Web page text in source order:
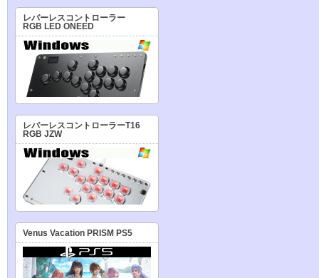
レバーレスコントローラー
RGB LED ONEED
レバーレスコントローラーT16
RGB JZW
Venus Vacation PRISM PS5